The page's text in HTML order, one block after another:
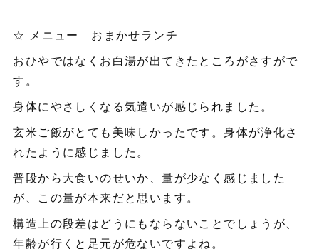
☆ メニュー おまかせランチ
おひやではなくお白湯が出てきたところがさすがで
す。
身体にやさしくなる気遣いが感じられました。
玄米ご飯がとても美味しかったです。身体が浄化さ
れたように感じました。
普段から大食いのせいか、量が少なく感じました
が、この量が本来だと思います。
構造上の段差はどうにもならないことでしょうが、
年齢が行くと足元が危ないですよね。